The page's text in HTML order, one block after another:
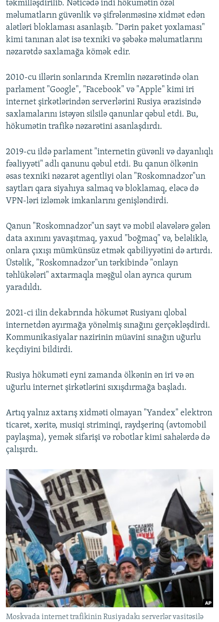
720p 1080p
1080p
təkmilləşdirilib. Nəticədə indi hökumətin özəl
məlumatların güvənlik və şifrələnməsinə xidmət edən
alətləri bloklaması asanlaşıb. "Dərin paket yoxlaması"
kimi tanınan alət isə texniki və şəbəkə məlumatlarını
nəzarətdə saxlamağa kömək edir.
2010-cu illərin sonlarında Kremlin nəzarətində olan
parlament "Google", "Facebook" və "Apple" kimi iri
internet şirkətlərindən serverlərini Rusiya ərazisində
saxlamalarını istəyən silsilə qanunlar qəbul etdi. Bu,
hökumətin trafikə nəzarətini asanlaşdırdı.
2019-cu ildə parlament "internetin güvənli və dayanlıqlı
fəaliyyəti" adlı qanunu qəbul etdi. Bu qanun ölkənin
əsas texniki nəzarət agentliyi olan "Roskomnadzor"un
saytları qara siyahıya salmaq və bloklamaq, eləcə də
VPN-ləri izləmək imkanlarını genişləndirdi.
Qanun "Roskomnadzor"un sayt və mobil əlavələrə gələn
data axınını yavaşıtmaq, yaxud "boğmaq" və, beləliklə,
onlara çıxışı mümkünsüz etmək qabiliyyətini də artırdı.
Üstəlik, "Roskomnadzor"un tərkibində "onlayn
təhlükələri" axtarmaqla məşğul olan ayrıca qurum
yaradıldı.
2021-ci ilin dekabrında hökumət Rusiyanı qlobal
internetdən ayırmağa yönəlmiş sınağını gerçəkləşdirdi.
Kommunikasiyalar nazirinin müavini sınağın uğurlu
keçdiyini bildirdi.
Rusiya hökuməti eyni zamanda ölkənin ən iri və ən
uğurlu internet şirkətlərini sıxışdırmağa başladı.
Artıq yalnız axtarış xidməti olmayan "Yandex" elektron
ticarət, xəritə, musiqi striminqi, raydşerinq (avtomobil
paylaşma), yemək sifarişi və robotlar kimi sahələrdə də
çalışırdı.
Moskvada internet trafikinin Rusiyadakı serverlər vasitəsilə